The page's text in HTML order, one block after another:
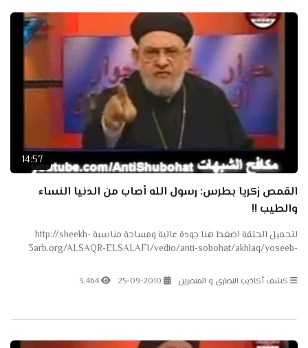
14:57
القمص زكريا بطرس: رسول الله أصاب من الدنيا النساء
والطيب !!
لتحميل الحلقة اضغط هنا جودة عالية ومساحة مناسبة http://sheekh-
3arb.org/ALSAQR-ELSALAFI/vedio/anti-sobohat/akhlaq/yoseeb-
كشف أكاذيب النصارى و المنصرين 25-09-2010
3.464